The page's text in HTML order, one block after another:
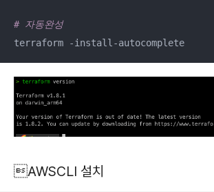
# 자동완성
terraform -install-autocomplete
AWSCLI 설치